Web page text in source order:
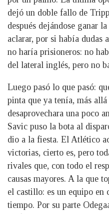
dejó un doble fallo de
después dejándose ganar
aclarar, por si había dudas
no haría prisioneros: no
del lateral inglés, pero no
Luego pasó lo que pasó:
pinta que ya tenía, más
desaprovechara una poco
Savic puso la bota al
dio a la fiesta. El Atlético
victorias, cierto es, pero
rivales que, con todo el
causas mayores. A la que
el castillo: es un equipo en
tiempo. Por su parte